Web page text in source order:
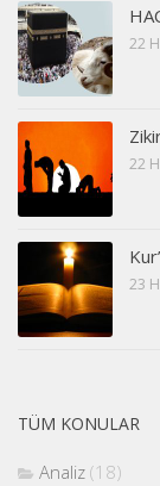
22
22
23
TÜM KONULAR
Analiz (18)